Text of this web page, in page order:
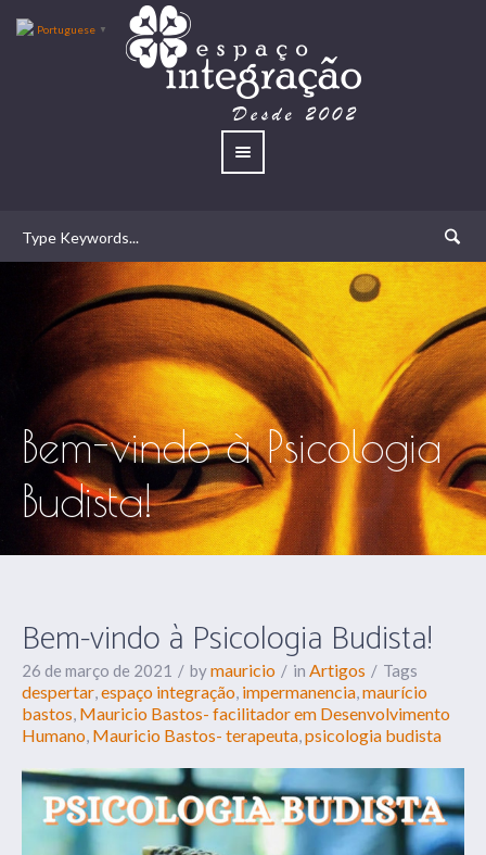
Bem-vindo à Psicologia
Budista!
Bem-vindo à Psicologia Budista!
26 de março de 2021 bymauricio in Artigos Tags
despertar,espaço integração, impermanencia,maurício
bastos, Mauricio Bastos- facilitador em Desenvolvimento
Humano, Mauricio Bastos- terapeuta,psicologia budista
Portuguese ▼